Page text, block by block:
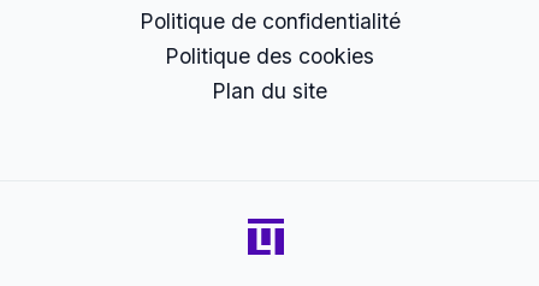
Politique de confidentialité
Politique des cookies
Plan du site